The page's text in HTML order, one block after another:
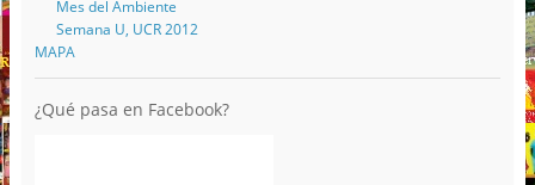
Mes del Ambiente
Semana U, UCR 2012
MAPA
¿Qué pasa en Facebook?